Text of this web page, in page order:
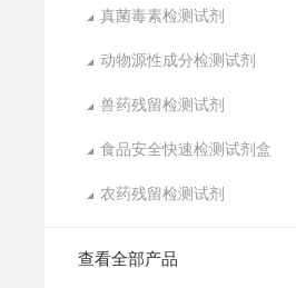
真菌毒素检测试剂
动物源性成分检测试剂
兽药残留检测试剂
食品安全快速检测试剂盒
农药残留检测试剂
查看全部产品